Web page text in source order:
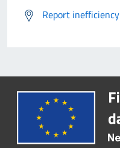
Report inefficiency